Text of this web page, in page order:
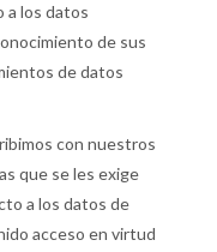
a los datos
de sus
de datos
con nuestros
que se les exige
a los datos de
acceso en virtud